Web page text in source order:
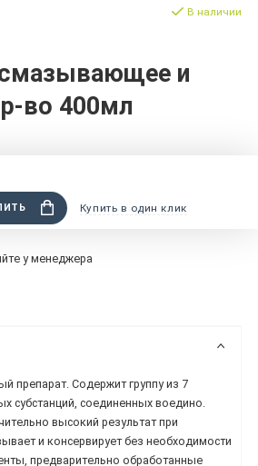
и
во 400мл
В наличии
Купить в один клик
у менеджера
препарат. Содержит группу из 7
субстанций, соединенных воедино.
высокий результат при
и консервирует без необходимости
предварительно обработанные